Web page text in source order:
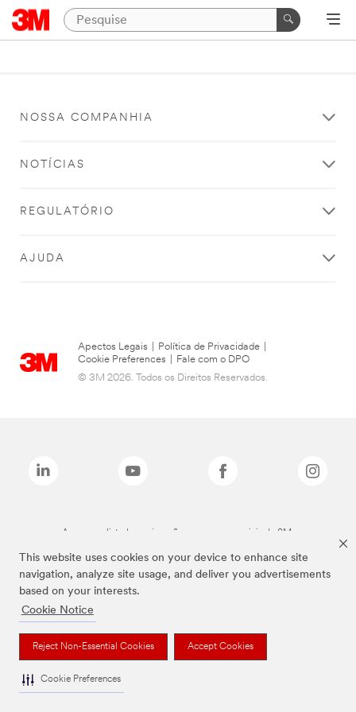
This website uses cookies on your device to enhance site
navigation, analyze site usage, and deliver you advertisements
based on your interests.
Cookie Notice
Reject Non-Essential Cookies Accept Cookies
Cookie Preferences
NOSSA COMPANHIA
NOTÍCIAS
REGULATÓRIO
AJUDA
Apectos Legais Política de Privacidade
Cookie Preferences
Fale com o DPO
© 3M 2026. Todos os Direitos Reservados.
As marcas listadas a cima são marcas comerciais da 3M.